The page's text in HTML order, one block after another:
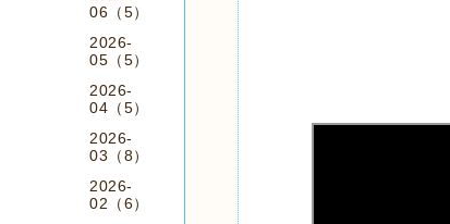
06（5）
2026-
05（5）
2026-
04（5）
2026-
03（8）
2026-
02（6）